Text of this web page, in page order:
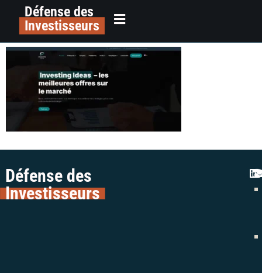
principalDéfense des
Investisseurs
alerte arnaque investing ideas
trading colman avocats
Défense des
Investisseurs